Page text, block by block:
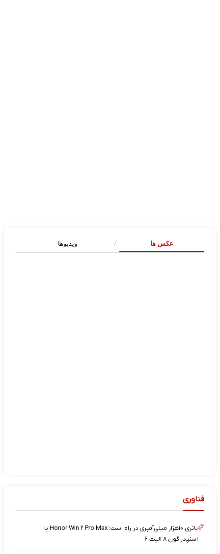
عکس ها ویدیوها
فناوری
باتری ۱۰هزار میلی‌آمپری در راه است؛ Honor Win ۲ Pro Max با
اسنپدراگون ۸ الیت ۶